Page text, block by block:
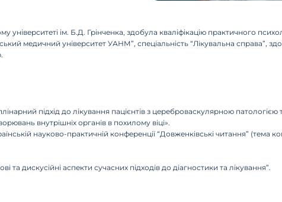
університеті ім. Б.Д. Грінченка, здобула кваліфікацію практичного
медичний університет УАНМ”, спеціальність “Лікувальна справа”,
підхід до лікування пацієнтів з цереброваскулярною
внутрішніх органів в похилому віці».
науково-практичній конференції “Довженківські читання” (тема
та дискусійні аспекти сучасних підходів до діагностики та лікування”.